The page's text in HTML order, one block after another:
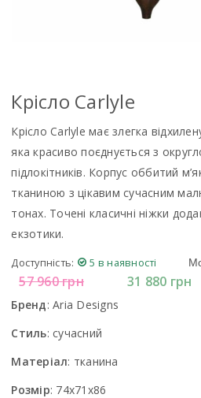
Крiсло Carlyle
Крісло Carlyle має злегка
яка красиво поєднується з
підлокітників. Корпус оббитий
тканиною з цікавим сучасним
тонах. Точені класичні ніжки
екзотики.
Доступність: 5 в наявності
57 960грн 31 880 грн
Бренд:Aria Designs
Стиль: сучасний
Матеріал: тканина
Розмір: 74x71x86